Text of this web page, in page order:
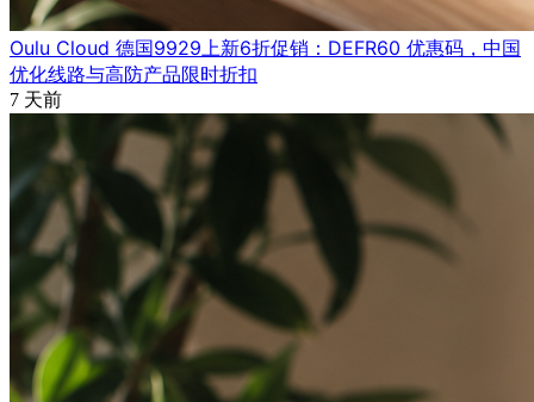
Oulu Cloud 德国9929上新6折促销：DEFR60 优惠码，中国
优化线路与高防产品限时折扣
7 天前